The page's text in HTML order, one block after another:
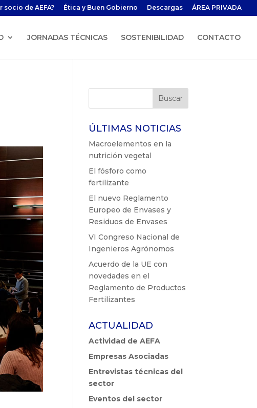
socio de AEFA? Ética y Buen Gobierno Descargas ÁREA PRIVADA
JORNADAS TÉCNICAS SOSTENIBILIDAD CONTACTO
ÚLTIMAS NOTICIAS
Macroelementos en la
nutrición vegetal
El fósforo como
fertilizante
El nuevo Reglamento
Europeo de Envases y
Residuos de Envases
VI Congreso Nacional de
Ingenieros Agrónomos
Acuerdo de la UE con
novedades en el
Reglamento de Productos
Fertilizantes
ACTUALIDAD
Actividad de AEFA
Empresas Asociadas
Entrevistas técnicas del
sector
Eventos del sector